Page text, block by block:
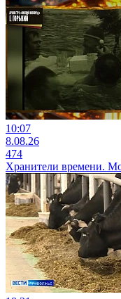
10:07
8.08.26
474
Хранители времени.